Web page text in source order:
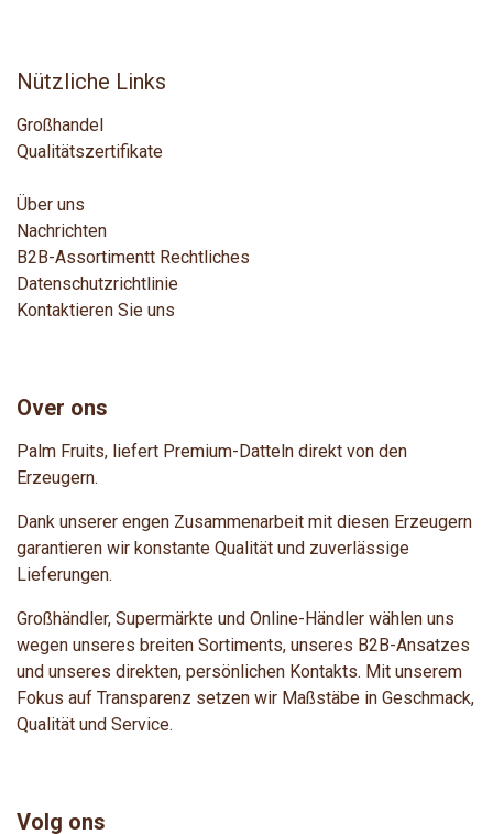
Nützliche Links
Großhandel
Qualitätszertifikate
Über uns
Nachrichten
B2B-Assortimentt Rechtliches
Datenschutzrichtlinie
Kontaktieren Sie uns
Over ons
Palm Fruits, liefert Premium-Datteln direkt von den
Erzeugern.
Dank unserer engen Zusammenarbeit mit diesen Erzeugern
garantieren wir konstante Qualität und zuverlässige
Lieferungen.
Großhändler, Supermärkte und Online-Händler wählen uns
wegen unseres breiten Sortiments, unseres B2B-Ansatzes
und unseres direkten, persönlichen Kontakts. Mit unserem
Fokus auf Transparenz setzen wir Maßstäbe in Geschmack,
Qualität und Service.
Volg ons